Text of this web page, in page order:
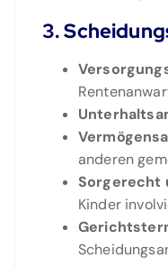
3.
anderen
Sorgerecht
Kinder